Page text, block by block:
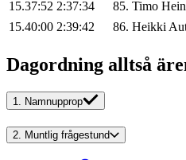
15.37:52 2:37:34 85. Timo
15.40:00 2:39:42 86. Heikki
Dagordning alltså
1. Namnupprop
2. Muntlig frågestund